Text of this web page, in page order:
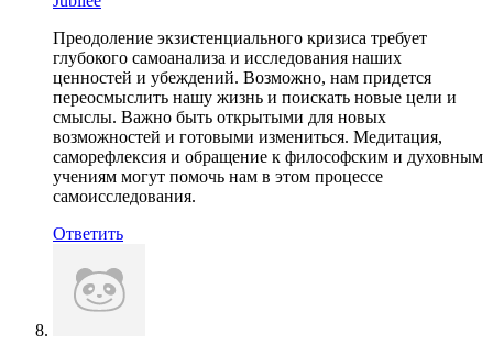
Преодоление экзистенциального кризиса требует
глубокого самоанализа и исследования наших
ценностей и убеждений. Возможно, нам придется
переосмыслить нашу жизнь и поискать новые цели и
смыслы. Важно быть открытыми для новых
возможностей и готовыми измениться. Медитация,
саморефлексия и обращение к философским и духовным
учениям могут помочь нам в этом процессе
самоисследования.
Ответить